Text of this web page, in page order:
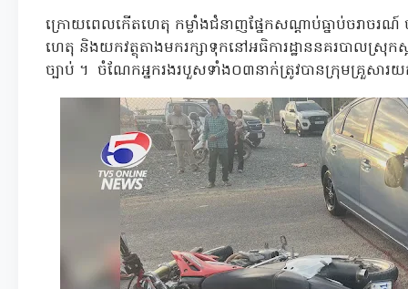
ក្រោយពេលកើតហេតុ កម្លាំងជំនាញផ្នែកសណ្ដាប់ធ្នាប់ចរាចរណ៍
ហេតុ និងយកវត្ថុតាងមករក្សាទុកនៅអធិការដ្ឋាននគរបាលស្
ច្បាប់ ។ ចំណែកអ្នករងរបួសទាំង០៣នាក់ត្រូវបានក្រុមគ្រួសារ